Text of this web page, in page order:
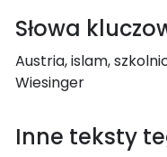
Słowa
Austria, islam,
Wiesinger
Inne teksty